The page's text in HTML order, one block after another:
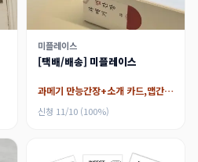
미플레이스
[택배/배송] 미플레이스
과메기 만능간장+소개 카드,맵간장+소개 카드
신청 11/10 (100%)